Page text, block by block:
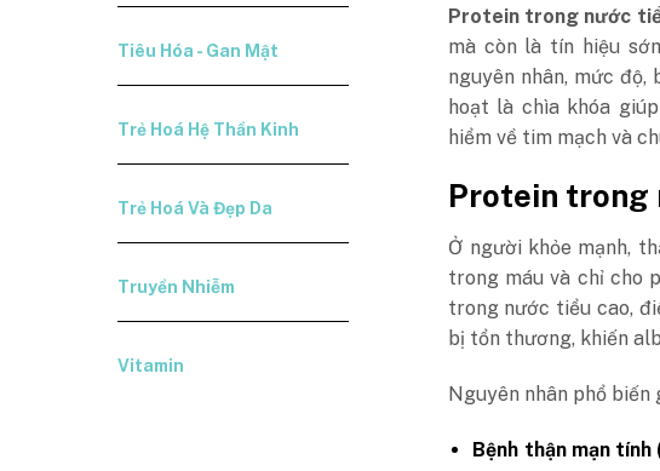
Tiêu Hóa - Gan Mật
Trẻ Hoá Hệ Thần Kinh
Trẻ Hoá Và Đẹp Da
Truyền Nhiễm
Vitamin
Protein trong nước
mà còn là tín hiệu
nguyên nhân, mức độ,
hoạt là chìa khóa
hiểm về tim mạch và
Protein trong
Ở người khỏe mạnh,
trong máu và chỉ cho
trong nước tiểu cao,
bị tổn thương, khiến
Nguyên nhân phổ biến
Bệnh thận mạn tính